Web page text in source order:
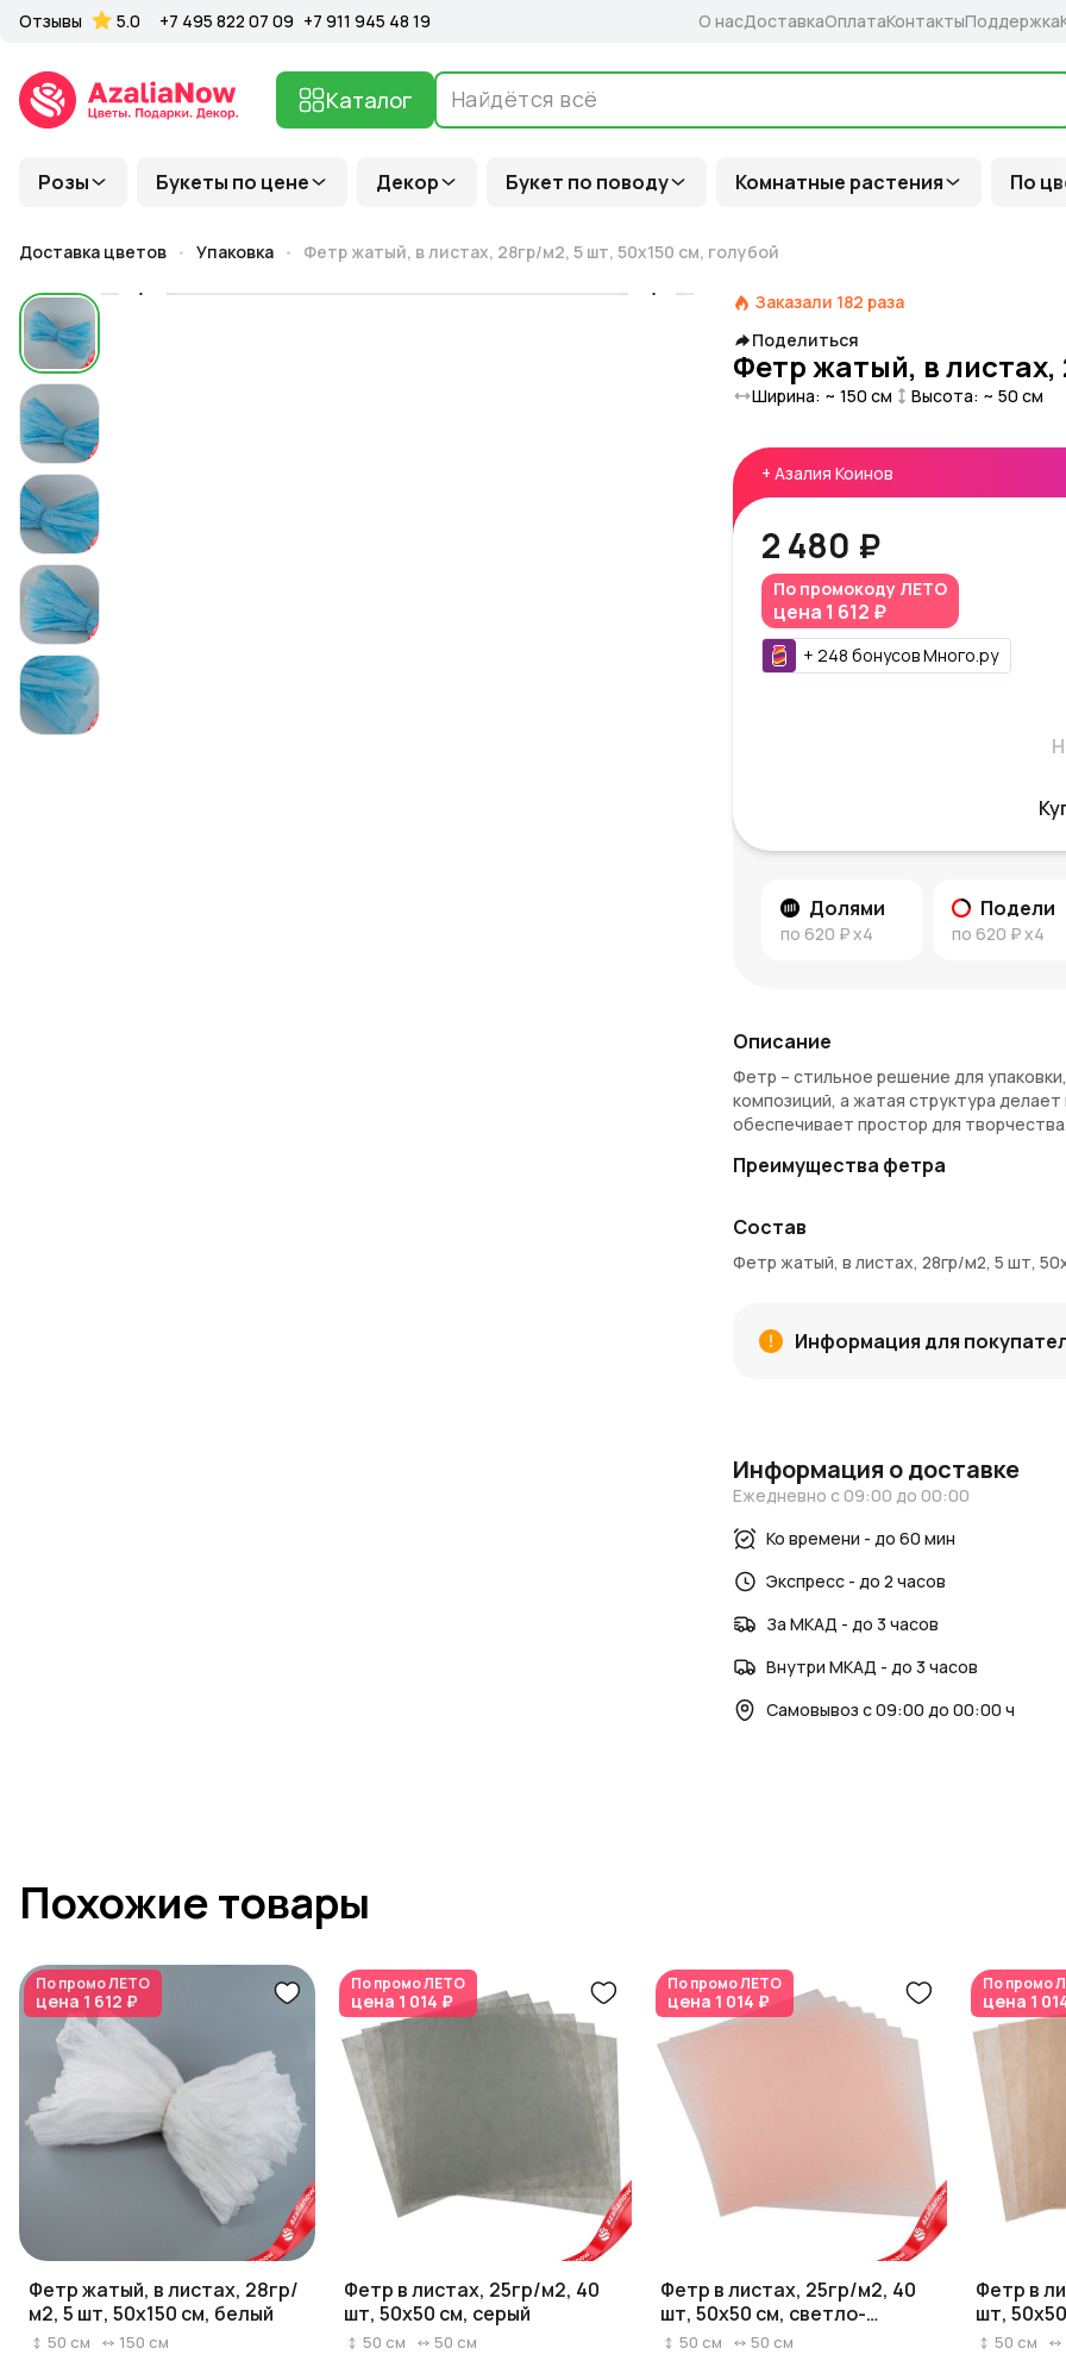
Розы Букеты по цене Декор Букет по поводу Комнатные растения По
Каталог
Отзывы 5.0 +7 495 822 07 09 +7 911 945 48 19 О насДоставкаОплатаКонтактыПоддержка
Доставка цветов Упаковка Фетр жатый, в листах, 28гр/м2, 5 шт, 50х150 см, голубой
Заказали 182 раза
Поделиться
Фетр жатый, в листах,
Ширина: ~ 150 см Высота: ~ 50 см
+ Азалия Коинов
2 480 ₽
По промокоду ЛЕТО
цена 1 612 ₽
+ 248 бонусовМного.ру
Долями
по 620 ₽x4
Подели
по 620 ₽x4
Описание
Фетр – стильное решение для
композиций, а жатая структура
обеспечивает простор для творчества.
Преимущества фетра
Формат 50х150 см подходит для
В наборе 5 листов – оптимальный
Жатая фактура придает материалу
Материал легко режется и не
Универсален для флористов,
начисляютсяАзалия Коины,
Интересные идеи и новые решения
Состав
Фетр жатый, в листах, 28гр/м2, 5 шт,
Информация для
Информация о доставке
Ежедневно с 09:00 до 00:00
Ко времени - до 60 мин
Экспресс - до 2 часов
За МКАД - до 3 часов
Внутри МКАД - до 3 часов
Самовывоз с 09:00 до 00:00 ч
Похожие товары
По промоЛЕТО
цена 1 612 ₽
Фетр жатый, в листах, 28гр/
м2, 5 шт, 50х150 см, белый
50 см 150 см
По промоЛЕТО
цена 1 014 ₽
Фетр в листах, 25гр/м2, 40
шт, 50х50 см, серый
50 см 50 см
По промоЛЕТО
цена 1 014 ₽
Фетр в листах, 25гр/м2, 40
шт, 50х50 см, светло-
розовый
50 см 50 см
По промо
цена 1
Фетр в
шт,
50 см